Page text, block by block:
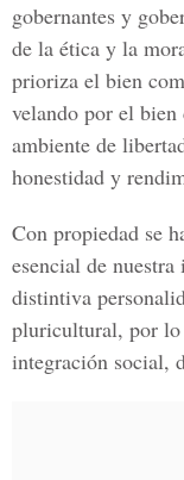
gobernantes y
de la ética y la
prioriza el bien
velando por el
ambiente de
honestidad y
Con propiedad se
esencial de
distintiva
pluricultural, por lo
integración social,